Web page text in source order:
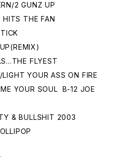
2 GUNZ UP
THE FAN
FLYEST
YOUR ASS ON FIRE
YOUR SOUL B-12 JOE
& BULLSHIT 2003